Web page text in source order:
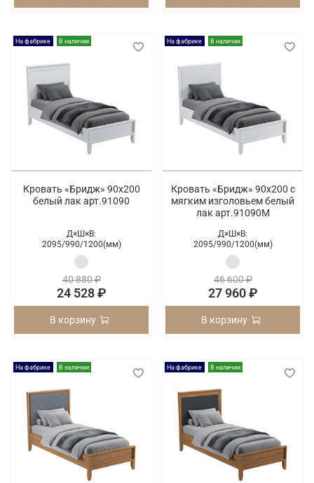
На фабрике В наличии
Кровать «Бридж» 90х200
белый лак арт.91090
Д×Ш×В:
2095/990/1200(мм)
40 880 ₽
24 528 ₽
В корзину
На фабрике В наличии
Кровать «Бридж» 90х200 с
мягким изголовьем белый
лак арт.91090М
Д×Ш×В:
2095/990/1200(мм)
46 600 ₽
27 960 ₽
В корзину
На фабрике В наличии На фабрике В наличии